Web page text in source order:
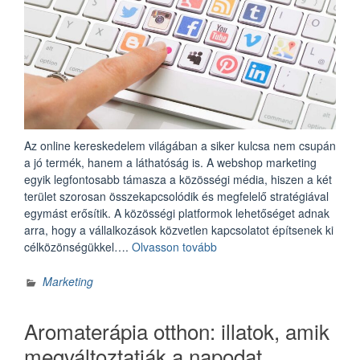
Az online kereskedelem világában a siker kulcsa nem csupán
a jó termék, hanem a láthatóság is. A webshop marketing
egyik legfontosabb támasza a közösségi média, hiszen a két
terület szorosan összekapcsolódik és megfelelő stratégiával
egymást erősítik. A közösségi platformok lehetőséget adnak
arra, hogy a vállalkozások közvetlen kapcsolatot építsenek ki
célközönségükkel…. Olvasson tovább„Webshop
hogyan
erősítik
Marketing
Aromaterápia otthon: illatok, amik